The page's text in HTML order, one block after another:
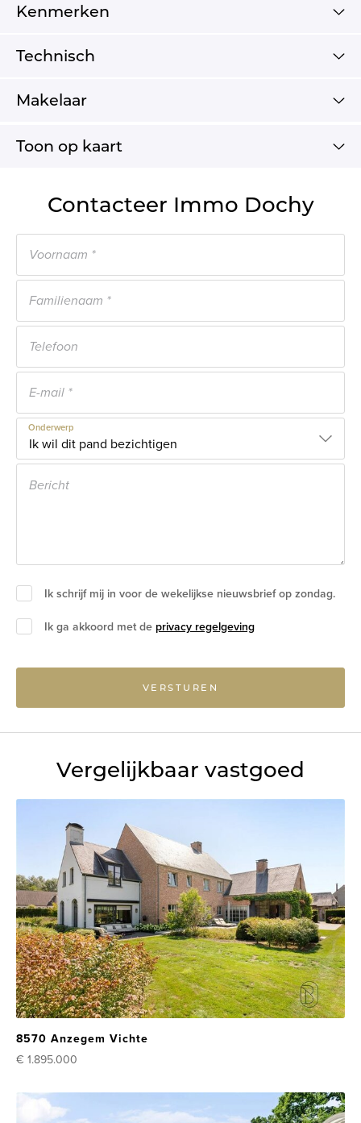
Kenmerken
Technisch
Makelaar
Toon op kaart
Contacteer Immo Dochy
Onderwerp
Ik schrijf mij in voor de wekelijkse nieuwsbrief op zondag.
Ik ga akkoord met de privacy regelgeving
VERSTUREN
Vergelijkbaar vastgoed
8570 Anzegem Vichte
€ 1.895.000